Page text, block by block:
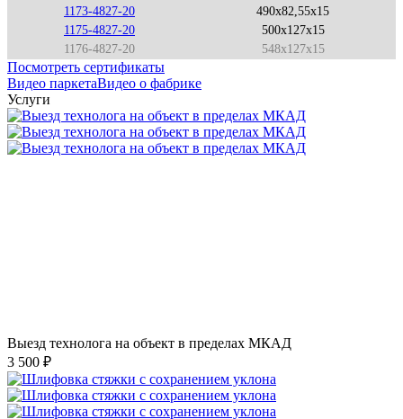
1173-4827-20
490x82,55x15
1175-4827-20
500x127x15
1176-4827-20
548x127x15
Посмотреть сертификаты
Видео паркетаВидео о фабрике
Услуги
Выезд технолога на объект в пределах МКАД
3 500 ₽